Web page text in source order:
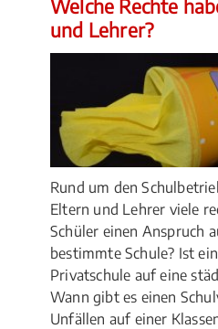
Welche Rechte
und Lehrer?
Rund um den
Eltern und Lehrer viele
Schüler einen Anspruch
bestimmte Schule? Ist
Privatschule auf eine
Wann gibt es einen
Unfällen auf einer